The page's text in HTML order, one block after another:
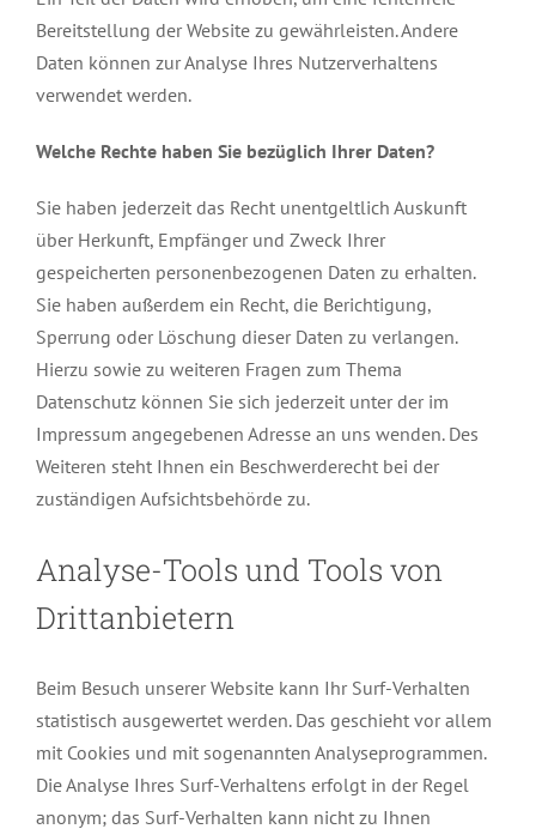
Bereitstellung der Website zu gewährleisten. Andere
Daten können zur Analyse Ihres Nutzerverhaltens
verwendet werden.
Welche Rechte haben Sie bezüglich Ihrer Daten?
Sie haben jederzeit das Recht unentgeltlich Auskunft
über Herkunft, Empfänger und Zweck Ihrer
gespeicherten personenbezogenen Daten zu erhalten.
Sie haben außerdem ein Recht, die Berichtigung,
Sperrung oder Löschung dieser Daten zu verlangen.
Hierzu sowie zu weiteren Fragen zum Thema
Datenschutz können Sie sich jederzeit unter der im
Impressum angegebenen Adresse an uns wenden. Des
Weiteren steht Ihnen ein Beschwerderecht bei der
zuständigen Aufsichtsbehörde zu.
Analyse-Tools und Tools von
Drittanbietern
Beim Besuch unserer Website kann Ihr Surf-Verhalten
statistisch ausgewertet werden. Das geschieht vor allem
mit Cookies und mit sogenannten Analyseprogrammen.
Die Analyse Ihres Surf-Verhaltens erfolgt in der Regel
anonym; das Surf-Verhalten kann nicht zu Ihnen